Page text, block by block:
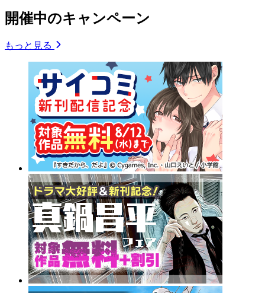
開催中のキャンペーン
もっと見る